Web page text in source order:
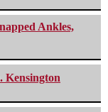
Ankles,
Kensington